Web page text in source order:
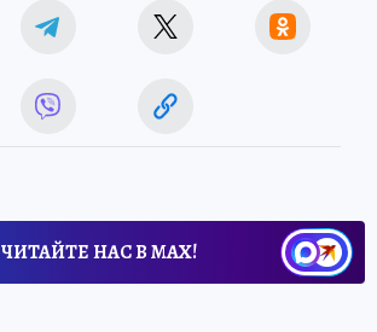
ЧИТАЙТЕ НАС В МАХ!